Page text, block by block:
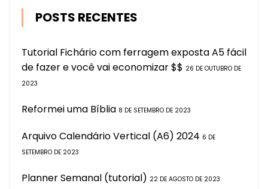
POSTS RECENTES
Tutorial Fichário com ferragem exposta A5 fácil
de fazer e você vai economizar $$ 26 DE OUTUBRO DE
2023
Reformei uma Bíblia 8 DE SETEMBRO DE 2023
Arquivo Calendário Vertical (A6) 2024 6 DE
SETEMBRO DE 2023
Planner Semanal (tutorial) 22 DE AGOSTO DE 2023